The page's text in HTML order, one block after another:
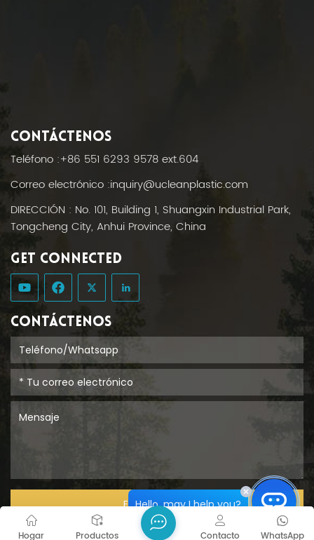
CONTÁCTENOS
Teléfono :+86 551 6293 9578 ext.604
Correo electrónico :inquiry@ucleanplastic.com
DIRECCIÓN : No. 101, Building 1, Shuangxin Industrial Park,
Tongcheng City, Anhui Province, China
GET CONNECTED
CONTÁCTENOS
ENTREGAR
Hogar Productos WhatsApp
Contacto
Hello, may I help you?